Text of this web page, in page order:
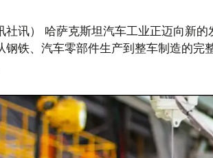
社讯） 哈萨克斯坦汽车工业正迈向新
钢铁、汽车零部件生产到整车制造的完